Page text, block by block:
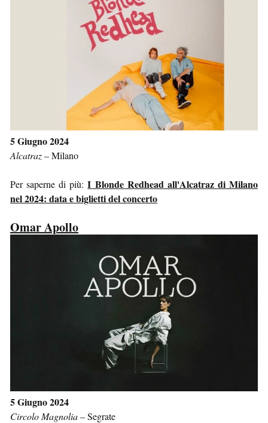
5 Giugno 2024
Alcatraz–Milano
Per saperne di più:I Blonde Redhead all'Alcatraz di Milano
nel 2024: data e biglietti del concerto
Omar Apollo
5 Giugno 2024
Circolo Magnolia–Segrate